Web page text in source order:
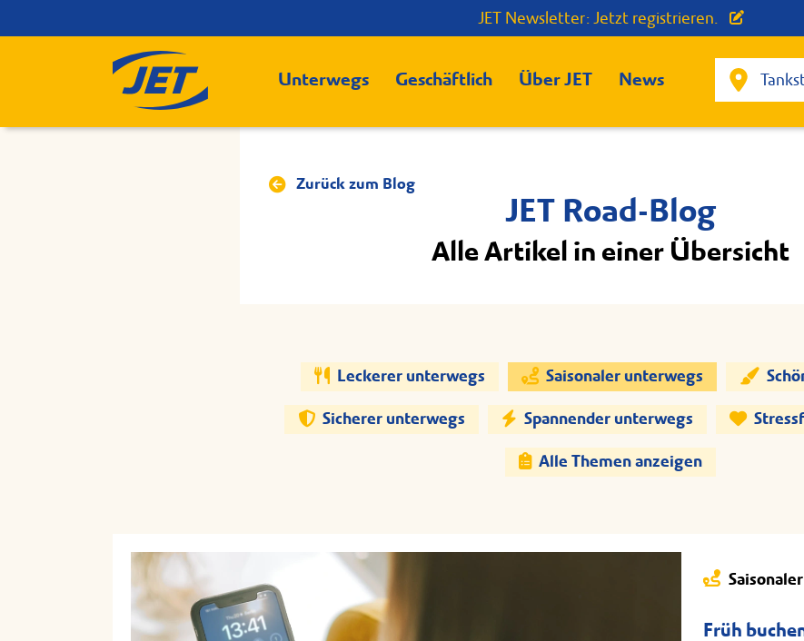
JET Newsletter: Jetzt registrieren.
Unterwegs Geschäftlich Über JET News
Zurück zum Blog
JET Road-Blog
Alle Artikel in einer Übersicht
Leckerer unterwegs Saisonaler unterwegs
Sicherer unterwegs Spannender unterwegs
Alle Themen anzeigen
Früh